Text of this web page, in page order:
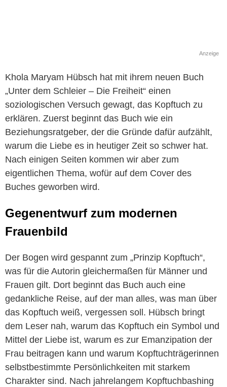
Anzeige
Khola Maryam Hübsch hat mit ihrem neuen Buch
„Unter dem Schleier – Die Freiheit“ einen
soziologischen Versuch gewagt, das Kopftuch zu
erklären. Zuerst beginnt das Buch wie ein
Beziehungsratgeber, der die Gründe dafür aufzählt,
warum die Liebe es in heutiger Zeit so schwer hat.
Nach einigen Seiten kommen wir aber zum
eigentlichen Thema, wofür auf dem Cover des
Buches geworben wird.
Gegenentwurf zum modernen
Frauenbild
Der Bogen wird gespannt zum „Prinzip Kopftuch“,
was für die Autorin gleichermaßen für Männer und
Frauen gilt. Dort beginnt das Buch auch eine
gedankliche Reise, auf der man alles, was man über
das Kopftuch weiß, vergessen soll. Hübsch bringt
dem Leser nah, warum das Kopftuch ein Symbol und
Mittel der Liebe ist, warum es zur Emanzipation der
Frau beitragen kann und warum Kopftuchträgerinnen
selbstbestimmte Persönlichkeiten mit starkem
Charakter sind. Nach jahrelangem Kopftuchbashing